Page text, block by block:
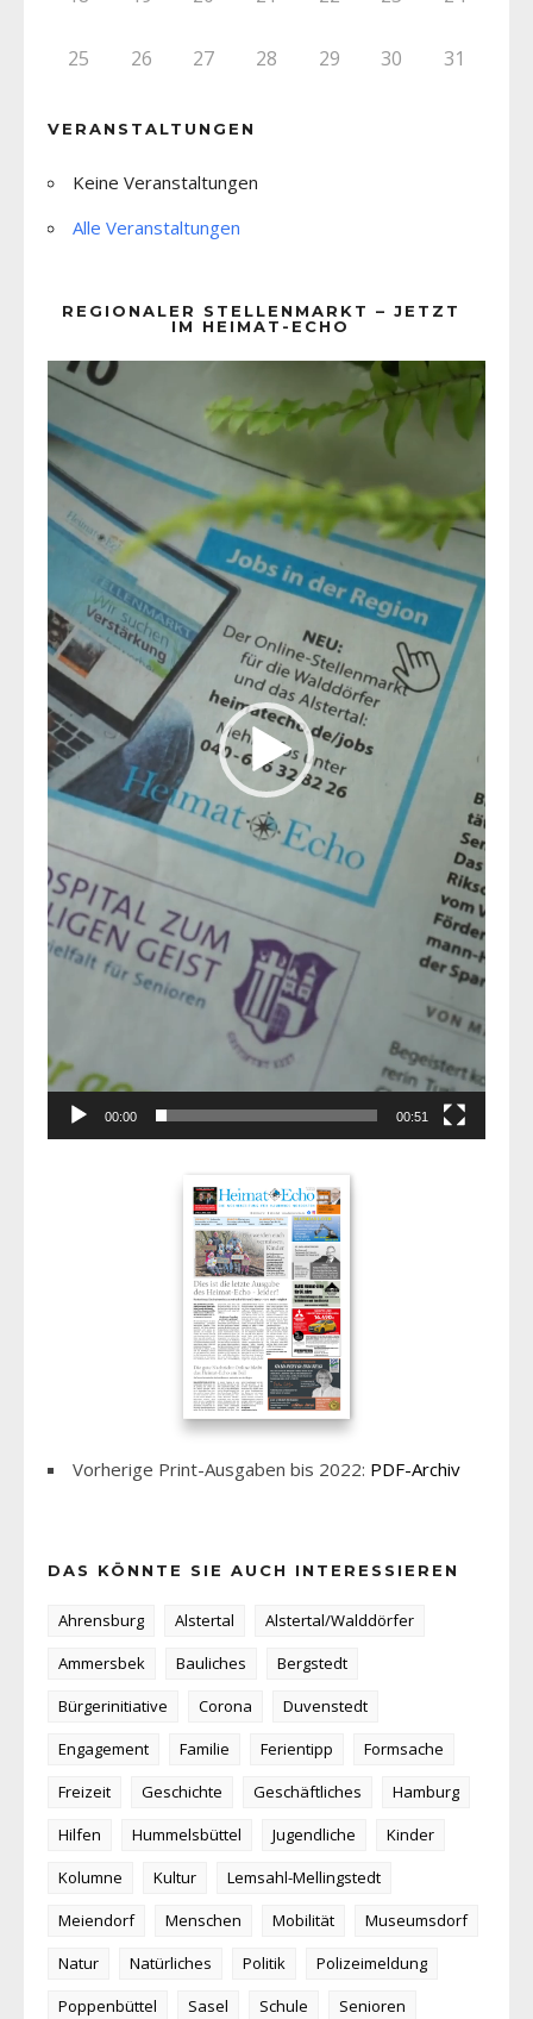
25 26 27 28 29 30 31
VERANSTALTUNGEN
Keine Veranstaltungen
Alle Veranstaltungen
REGIONALER STELLENMARKT – JETZT
IM HEIMAT-ECHO
Player
00:00 00:51
Vorherige Print-Ausgaben bis 2022: PDF-Archiv
DAS KÖNNTE SIE AUCH INTERESSIEREN
Ahrensburg Alstertal
Alstertal/Walddörfer
Ammersbek
Bauliches
Bergstedt
Bürgerinitiative
Corona
Duvenstedt
Engagement
Familie Ferientipp
Formsache
Freizeit
Geschichte Geschäftliches
Hamburg
Hilfen
Hummelsbüttel Jugendliche
Kinder
Kolumne
Kultur
Lemsahl-Mellingstedt
Meiendorf
Menschen Mobilität
Museumsdorf
Natur
Natürliches Politik
Polizeimeldung
Poppenbüttel
Sasel Schule
Senioren